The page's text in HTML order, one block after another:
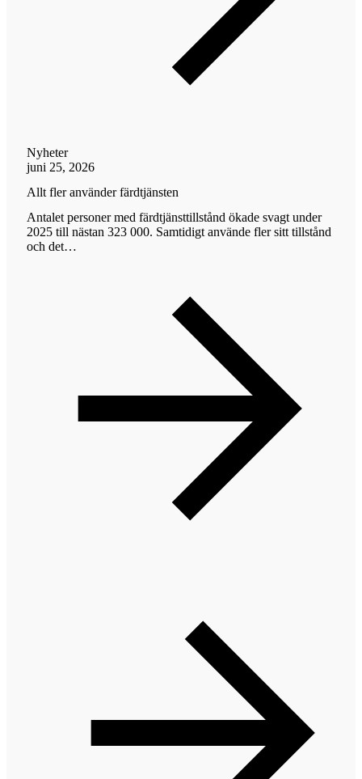
Nyheter
juni 25, 2026
Allt fler använder färdtjänsten
Antalet personer med färdtjänsttillstånd ökade svagt under
2025 till nästan 323 000. Samtidigt använde fler sitt tillstånd
och det…